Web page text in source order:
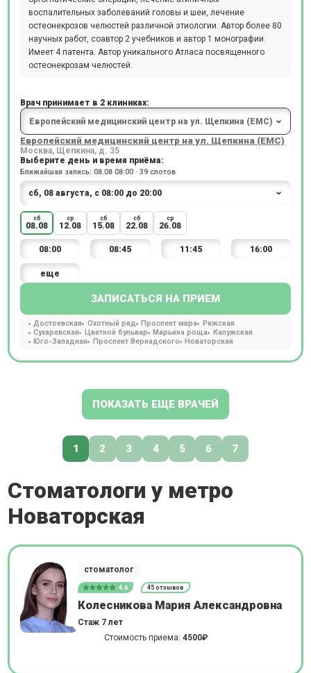
воспалительных заболеваний головы и шеи, лечение
остеонекрозов челюстей различной этиологии. Автор более 80
научных работ, соавтор 2 учебников и автор 1 монографии.
Имеет 4 патента. Автор уникального Атласа посвященного
остеонекрозам челюстей.
Врач принимает в 2 клиниках:
Европейский медицинский центр на ул. Щепкина (ЕМС)
Москва, Щепкина, д. 35
Выберите день и время приёма:
Ближайшая запись: 08.08 08:00 · 39 слотов
сб
08.08
ср
12.08
сб
15.08
сб
22.08
ср
26.08
08:00 08:45 11:45 16:00
еще
ЗАПИСАТЬСЯ НА ПРИЕМ
Достоевская Охотный ряд Проспект мира
Рижская
Сухаревская
Цветной бульвар Марьина роща
Калужская
Юго-Западная
Проспект Вернадского Новаторская
ПОКАЗАТЬ ЕЩЕ ВРАЧЕЙ
1 2 3 4 5 6 7
Стоматологи у метро
Новаторская
стоматолог
4.6 45 отзывов
Колесникова Мария Александровна
Стаж 7 лет
Стоимость приема: 4500₽